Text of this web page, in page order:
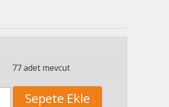
77 adet mevcut
Sepete Ekle